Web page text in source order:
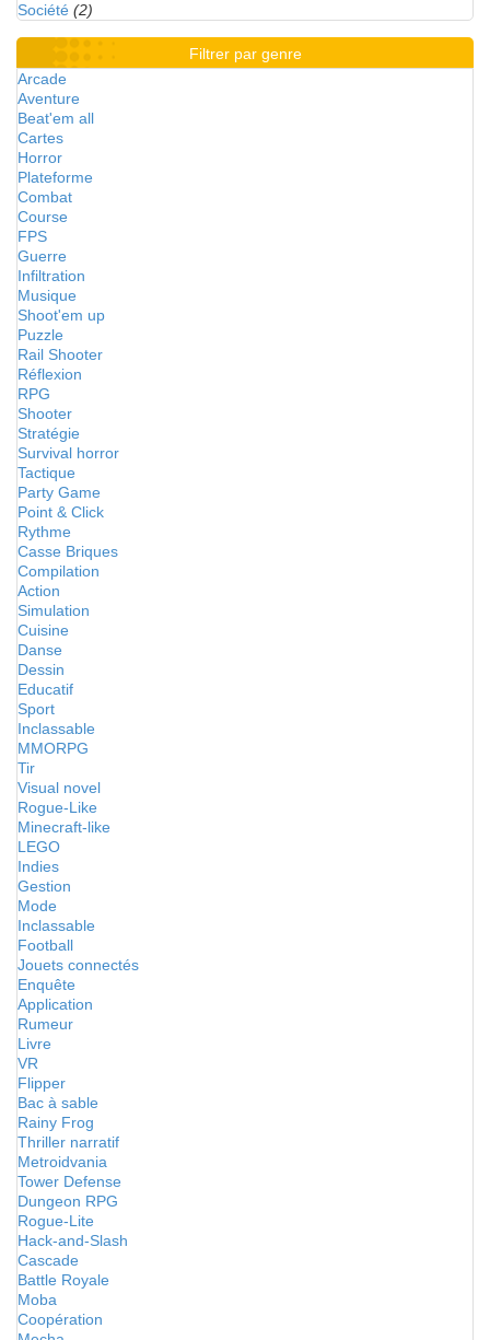
Société (2)
Filtrer par genre
Arcade
Aventure
Beat'em all
Cartes
Horror
Plateforme
Combat
Course
FPS
Guerre
Infiltration
Musique
Shoot'em up
Puzzle
Rail Shooter
Réflexion
RPG
Shooter
Stratégie
Survival horror
Tactique
Party Game
Point & Click
Rythme
Casse Briques
Compilation
Action
Simulation
Cuisine
Danse
Dessin
Educatif
Sport
Inclassable
MMORPG
Tir
Visual novel
Rogue-Like
Minecraft-like
LEGO
Indies
Gestion
Mode
Inclassable
Football
Jouets connectés
Enquête
Application
Rumeur
Livre
VR
Flipper
Bac à sable
Rainy Frog
Thriller narratif
Metroidvania
Tower Defense
Dungeon RPG
Rogue-Lite
Hack-and-Slash
Cascade
Battle Royale
Moba
Coopération